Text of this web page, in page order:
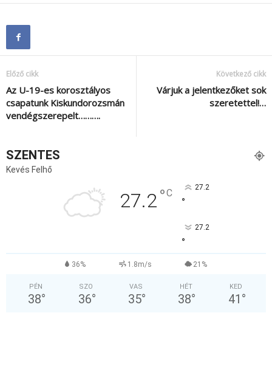
Előző cikk
Az U-19-es korosztályos
csapatunk Kiskundorozsmán
vendégszerepelt……….
Következő cikk
Várjuk a jelentkezőket sok
szeretettel!…
SZENTES
Kevés Felhő
27.2°C 27.2
°
27.2
°
36% 1.8m/s 21%
PÉN
38°
SZO
36°
VAS
35°
HÉT
38°
KED
41 °